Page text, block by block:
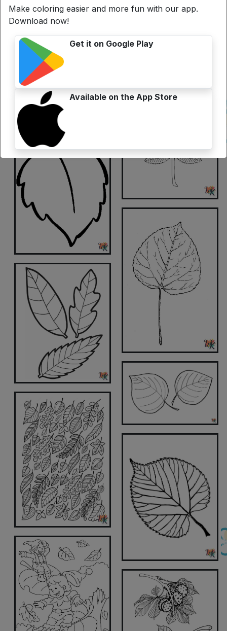
Make coloring easier and more fun with our app.
Download now!
Get it on Google Play
Available on the App Store